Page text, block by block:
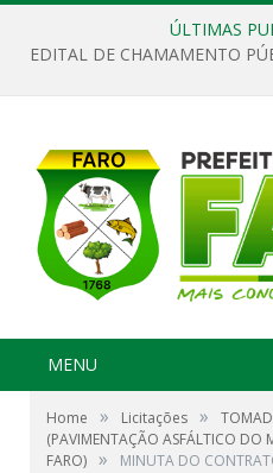
ÚLTIMAS
MENU
Home » Licitações »
(PAVIMENTAÇÃO ASFÁLTICO DO
FARO) » MINUTA DO